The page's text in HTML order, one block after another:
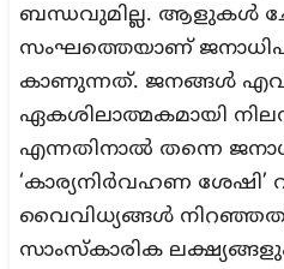
ബന്ധവുമില്ല. ആളുകൾ
സംഘത്തെയാണ്
കാണുന്നത്. ജനങ്ങൾ
ഏകശിലാത്മകമായി
എന്നതിനാൽ തന്നെ
‘കാര്യനിർവഹണ
വൈവിധ്യങ്ങൾ
സാംസ്കാരിക